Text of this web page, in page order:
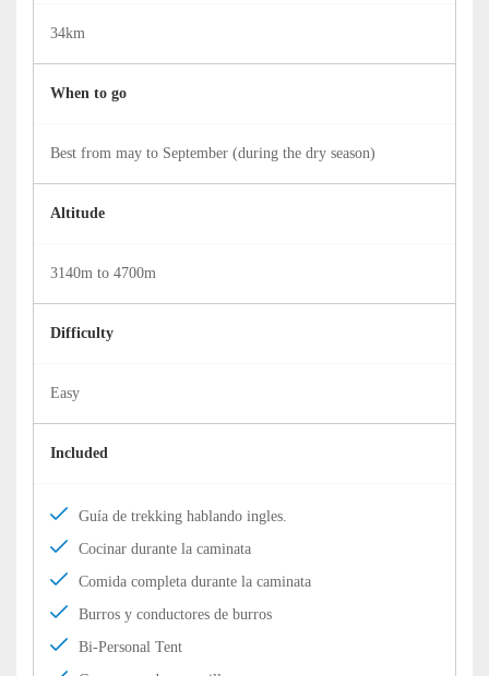
34km
When to go
Best from may to September (during the dry season)
Altitude
3140m to 4700m
Difficulty
Easy
Included
Guía de trekking hablando ingles.
Cocinar durante la caminata
Comida completa durante la caminata
Burros y conductores de burros
Bi-Personal Tent